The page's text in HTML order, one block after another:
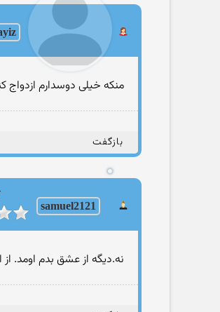
منکه خیلی دوسدارم ازدواج
بازگفت
samuel2121
نه.دیگه از عشق بدم اومد.